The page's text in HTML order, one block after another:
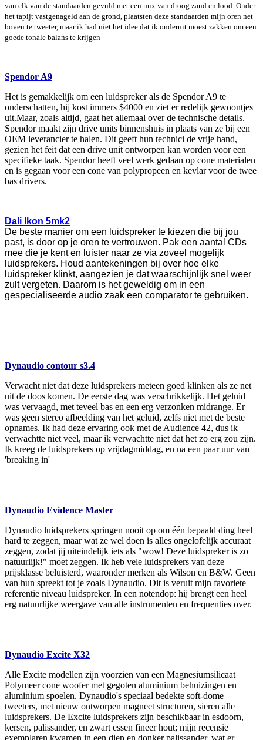
van elk van de standaarden gevuld met een mix van droog zand en lood. Onder
het tapijt vastgenageld aan de grond, plaatsten deze standaarden mijn oren net
boven te tweeter, maar ik had niet het idee dat ik onderuit moest zakken om een
goede tonale balans te krijgen
Spendor A9
Het is gemakkelijk om een luidspreker als de Spendor A9 te
onderschatten, hij kost immers $4000 en ziet er redelijk gewoontjes
uit.Maar, zoals altijd, gaat het allemaal over de technische details.
Spendor maakt zijn drive units binnenshuis in plaats van ze bij een
OEM leverancier te halen. Dit geeft hun technici de vrije hand,
gezien het feit dat een drive unit ontworpen kan worden voor een
specifieke taak. Spendor heeft veel werk gedaan op cone materialen
en is gegaan voor een cone van polypropeen en kevlar voor de twee
bas drivers.
Dali Ikon 5mk2
De beste manier om een luidspreker te kiezen die bij jou
past, is door op je oren te vertrouwen. Pak een aantal CDs
mee die je kent en luister naar ze via zoveel mogelijk
luidsprekers. Houd aantekeningen bij over hoe elke
luidspreker klinkt, aangezien je dat waarschijnlijk snel weer
zult vergeten. Daarom is het geweldig om in een
gespecialiseerde audio zaak een comparator te gebruiken.
Dynaudio contour s3.4
Verwacht niet dat deze luidsprekers meteen goed klinken als ze net
uit de doos komen. De eerste dag was verschrikkelijk. Het geluid
was vervaagd, met teveel bas en een erg verzonken midrange. Er
was geen stereo afbeelding van het geluid, zelfs niet met de beste
opnames. Ik had deze ervaring ook met de Audience 42, dus ik
verwachtte niet veel, maar ik verwachtte niet dat het zo erg zou zijn.
Ik kreeg de luidsprekers op vrijdagmiddag, en na een paar uur van
'breaking in'
Dynaudio Evidence Master
Dynaudio luidsprekers springen nooit op om één bepaald ding heel
hard te zeggen, maar wat ze wel doen is alles ongelofelijk accuraat
zeggen, zodat jij uiteindelijk iets als "wow! Deze luidspreker is zo
natuurlijk!" moet zeggen. Ik heb vele luidsprekers van deze
prijsklasse beluisterd, waaronder merken als Wilson en B&W. Geen
van hun spreekt tot je zoals Dynaudio. Dit is veruit mijn favoriete
referentie niveau luidspreker. In een notendop: hij brengt een heel
erg natuurlijke weergave van alle instrumenten en frequenties over.
Dynaudio Excite X32
Alle Excite modellen zijn voorzien van een Magnesiumsilicaat
Polymeer cone woofer met gegoten aluminium behuizingen en
aluminium spoelen. Dynaudio's speciaal bedekte soft-dome
tweeters, met nieuw ontworpen magneet structuren, sieren alle
luidsprekers. De Excite luidsprekers zijn beschikbaar in esdoorn,
kersen, palissander, en zwart essen fineer hout; mijn recensie
exemplaren kwamen in een diep en donker palissander, wat er